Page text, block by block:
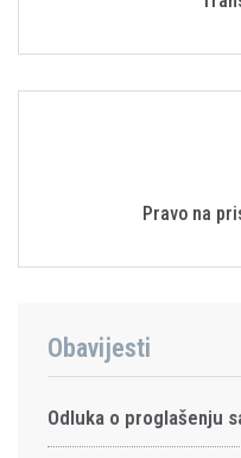
Pravo na
Obavijesti
Odluka o proglašenju